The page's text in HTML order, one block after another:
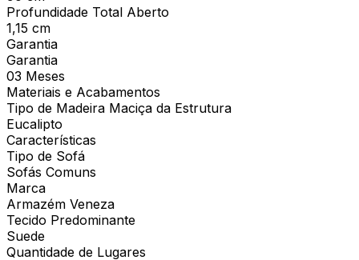
Profundidade Total Aberto
1,15 cm
Garantia
Garantia
03 Meses
Materiais e Acabamentos
Tipo de Madeira Maciça da Estrutura
Eucalipto
Características
Tipo de Sofá
Sofás Comuns
Marca
Armazém Veneza
Tecido Predominante
Suede
Quantidade de Lugares